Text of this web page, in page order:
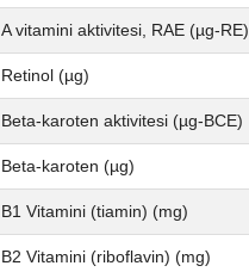
A vitamini aktivitesi, RAE (µg-RE)
Retinol (µg)
Beta-karoten aktivitesi (µg-BCE)
Beta-karoten (µg)
B1 Vitamini (tiamin) (mg)
B2 Vitamini (riboflavin) (mg)